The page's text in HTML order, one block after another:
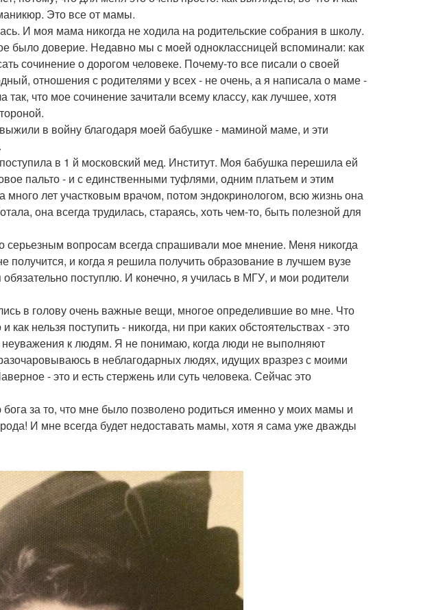
Это все от мамы.
И моя мама никогда не ходила на родительские собрания в школу.
было доверие. Недавно мы с моей одноклассницей вспоминали: как
сочинение о дорогом человеке. Почему-то все писали о своей
отношения с родителями у всех - не очень, а я написала о маме -
что мое сочинение зачитали всему классу, как лучшее, хотя
в войну благодаря моей бабушке - маминой маме, и эти
в 1 й московский мед. Институт. Моя бабушка перешила ей
пальто - и с единственными туфлями, одним платьем и этим
лет участковым врачом, потом эндокринологом, всю жизнь она
она всегда трудилась, стараясь, хоть чем-то, быть полезной для
серьезным вопросам всегда спрашивали мое мнение. Меня никогда
получится, и когда я решила получить образование в лучшем вузе
поступлю. И конечно, я училась в МГУ, и мои родители
в голову очень важные вещи, многое определившие во мне. Что
нельзя поступить - никогда, ни при каких обстоятельствах - это
к людям. Я не понимаю, когда люди не выполняют
в неблагодарных людях, идущих вразрез с моими
- это и есть стержень или суть человека. Сейчас это
за то, что мне было позволено родиться именно у моих мамы и
И мне всегда будет недоставать мамы, хотя я сама уже дважды